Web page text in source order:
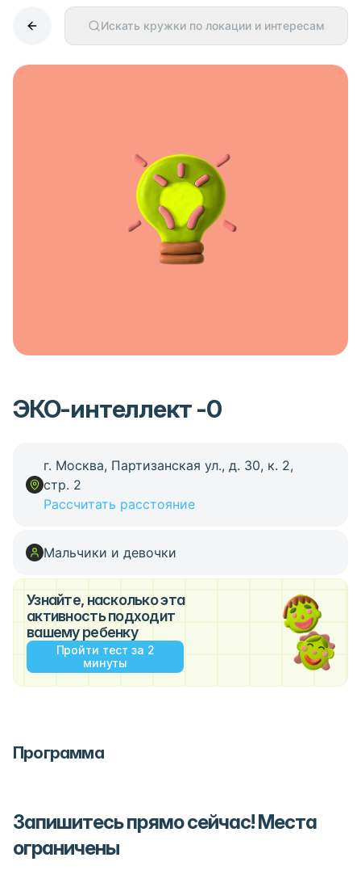
Искать кружки по локации и интересам
ЭКО-интеллект -0
г. Москва, Партизанская ул., д. 30, к. 2,
стр. 2
Рассчитать расстояние
Мальчики и девочки
Узнайте, насколько эта
активность подходит
вашему ребенку
Пройти тест за 2
минуты
Программа
Запишитесь прямо сейчас! Места
ограничены